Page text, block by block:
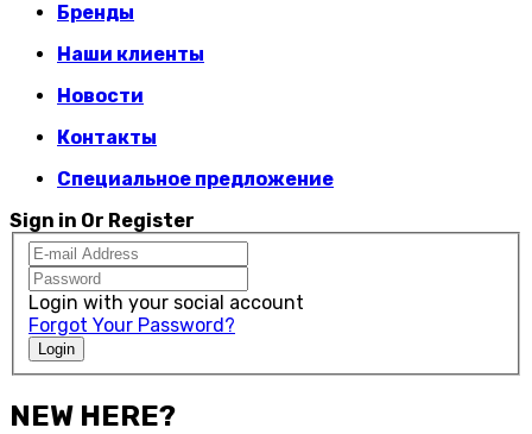
Бренды
Наши клиенты
Новости
Контакты
Специальное предложение
Sign in Or Register
Login with your social account
Forgot Your Password?
Login
NEW HERE?